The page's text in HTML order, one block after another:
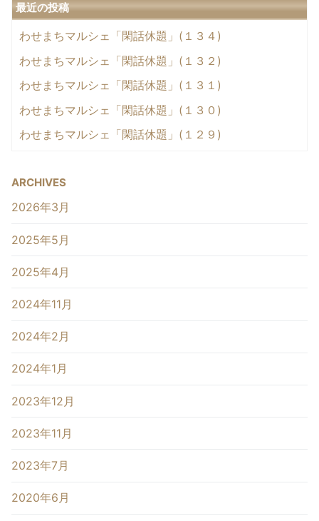
最近の投稿
わせまちマルシェ「閑話休題」(１３４)
わせまちマルシェ「閑話休題」(１３２)
わせまちマルシェ「閑話休題」(１３１)
わせまちマルシェ「閑話休題」(１３０)
わせまちマルシェ「閑話休題」(１２９)
ARCHIVES
2026年3月
2025年5月
2025年4月
2024年11月
2024年2月
2024年1月
2023年12月
2023年11月
2023年7月
2020年6月